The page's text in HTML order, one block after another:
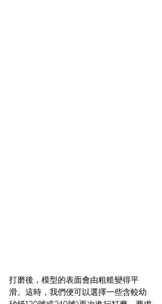
打磨後，模型的表面會由粗糙變得平
滑。這時，我們便可以選擇一些含較幼